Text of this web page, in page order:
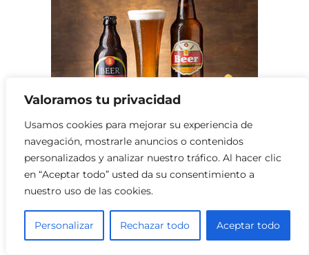
Valoramos tu privacidad
Usamos cookies para mejorar su experiencia de
navegación, mostrarle anuncios o contenidos
personalizados y analizar nuestro tráfico. Al hacer clic
en “Aceptar todo” usted da su consentimiento a
nuestro uso de las cookies.
Personalizar Rechazar todo Aceptar todo
Licorerías en Pittsburgh